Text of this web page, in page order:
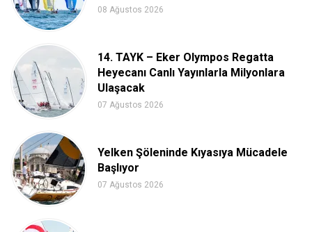
08 Ağustos 2026
14. TAYK – Eker Olympos Regatta
Heyecanı Canlı Yayınlarla Milyonlara
Ulaşacak
07 Ağustos 2026
Yelken Şöleninde Kıyasıya Mücadele
Başlıyor
07 Ağustos 2026